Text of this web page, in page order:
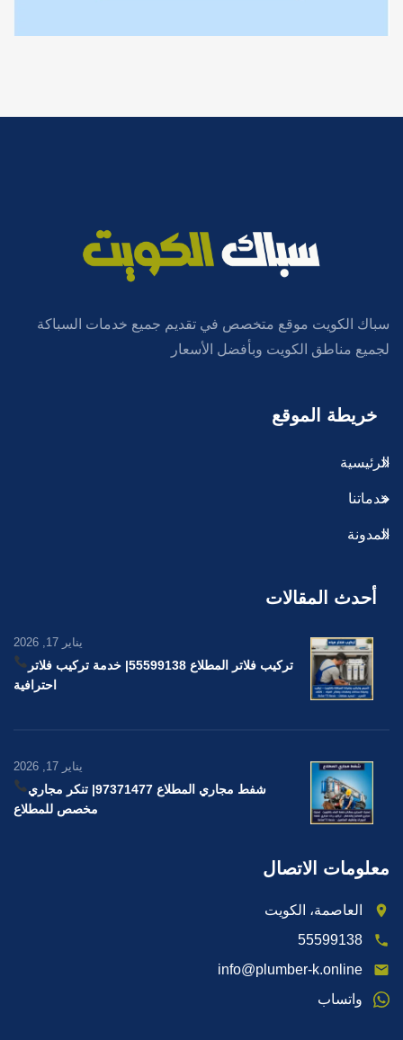
سباك الكويت موقع متخصص في تقديم جميع خدمات السباكة
لجميع مناطق الكويت وبأفضل الأسعار
خريطة الموقع
الرئيسية
خدماتنا
المدونة
أحدث المقالات
يناير 17, 2026
تركيب فلاتر المطلاع 55599138
| خدمة تركيب فلاتر
احترافية
يناير 17, 2026
شفط مجاري المطلاع 97371477
| تنكر مجاري
مخصص للمطلاع
معلومات الاتصال
العاصمة، الكويت
55599138
info@plumber-k.online
واتساب